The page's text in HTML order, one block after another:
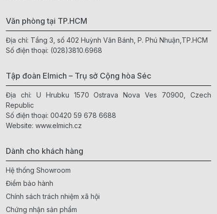
Văn phòng tại TP.HCM
Địa chỉ: Tầng 3, số 402 Huỳnh Văn Bánh, P. Phú Nhuận,TP.HCM
Số điện thoại: (028)3810.6968
Tập đoàn Elmich – Trụ sở Cộng hòa Séc
Địa chỉ: U Hrubku 1570 Ostrava Nova Ves 70900, Czech
Republic
Số điện thoại: 00420 59 678 6688
Website: www.elmich.cz
Dành cho khách hàng
Hệ thống Showroom
Điểm bảo hành
Chính sách trách nhiệm xã hội
Chứng nhận sản phẩm